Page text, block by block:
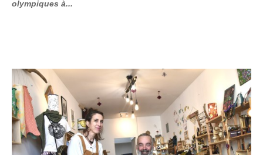
olympiques à...